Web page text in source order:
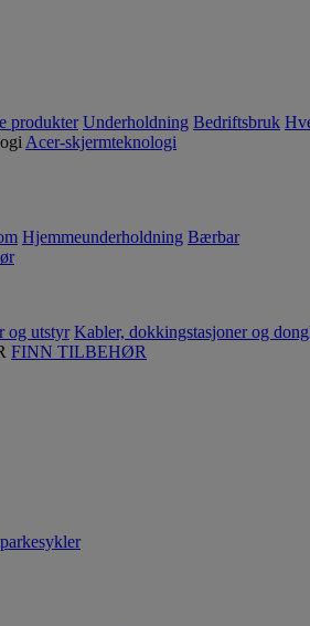
produkter Underholdning Bedriftsbruk
Acer-skjermteknologi
Hjemmeunderholdning Bærbar
og utstyr Kabler, dokkingstasjoner og
FINN TILBEHØR